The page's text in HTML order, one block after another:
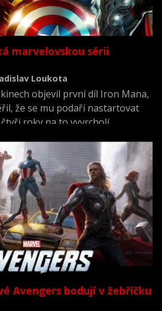
marvelovskou sérii
Loukota
kinech objevil první díl Iron Mana,
že se mu podaří nastartovat
roky na to vyvrcholí
komiksy nikdo
je stále zjevnějším zdrojem
studia.
Avengers bodují v žebříčku